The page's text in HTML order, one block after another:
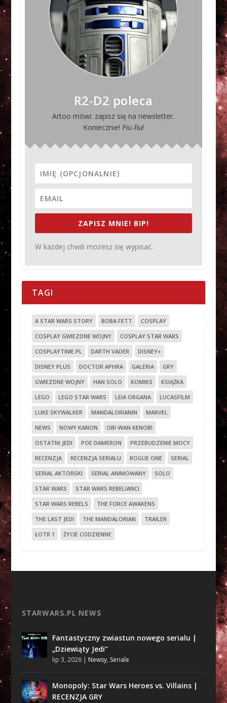
R2-D2 poleca
Artoo mówi: zapisz się na newsletter.
Koniecznie! Fiu-fiu!
ZAPISZ MNIE! BIP!
W każdej chwili możesz się wypisać.
TAGI
A STAR WARS STORY BOBA FETT
COSPLAY
COSPLAY GWIEZDNE WOJNY
COSPLAY STAR WARS
COSPLAYTIME.PL
DARTH VADER
DISNEY+
DISNEY PLUS
DOCTOR APHRA GALERIA
GRY
GWIEZDNE WOJNY
HAN SOLO KOMIKS
KSIĄŻKA
LEGO
LEGO STAR WARS LEIA ORGANA
LUCASFILM
LUKE SKYWALKER
MANDALORIANIN
MARVEL
NEWS
NOWY KANON
OBI-WAN KENOBI
OSTATNI JEDI
POE DAMERON
PRZEBUDZENIE MOCY
RECENZJA
RECENZJA SERIALU ROGUE ONE
SERIAL
SERIAL AKTORSKI
SERIAL ANIMOWANY
SOLO
STAR WARS
STAR WARS REBELIANCI
STAR WARS REBELS
THE FORCE AWAKENS
THE LAST JEDI
THE MANDALORIAN
TRAILER
ŁOTR 1
ŻYCIE CODZIENNE
STARWARS.PL NEWS
Fantastyczny zwiastun nowego serialu |
„Dziewiąty Jedi”
lip 3, 2026| Newsy, Seriale
Monopoly: Star Wars Heroes vs. Villains |
RECENZJA GRY